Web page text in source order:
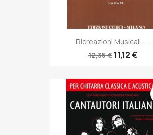
Ricreazioni Musicali -...
12,35 € 11,12 €